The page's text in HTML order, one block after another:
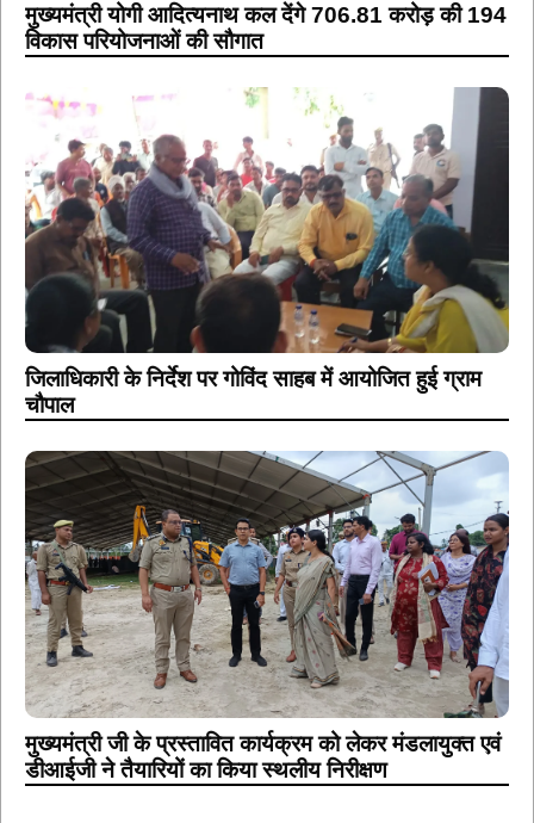
मुख्यमंत्री योगी आदित्यनाथ कल देंगे 706.81 करोड़ की 194
विकास परियोजनाओं की सौगात
जिलाधिकारी के निर्देश पर गोविंद साहब में आयोजित हुई ग्राम
चौपाल
मुख्यमंत्री जी के प्रस्तावित कार्यक्रम को लेकर मंडलायुक्त एवं
डीआईजी ने तैयारियों का किया स्थलीय निरीक्षण